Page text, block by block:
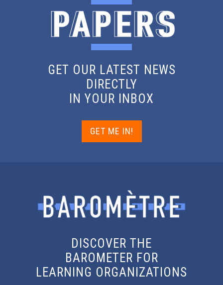
GET OUR LATEST NEWS
DIRECTLY
IN YOUR INBOX
GET ME IN!
DISCOVER THE
BAROMETER FOR
LEARNING ORGANIZATIONS